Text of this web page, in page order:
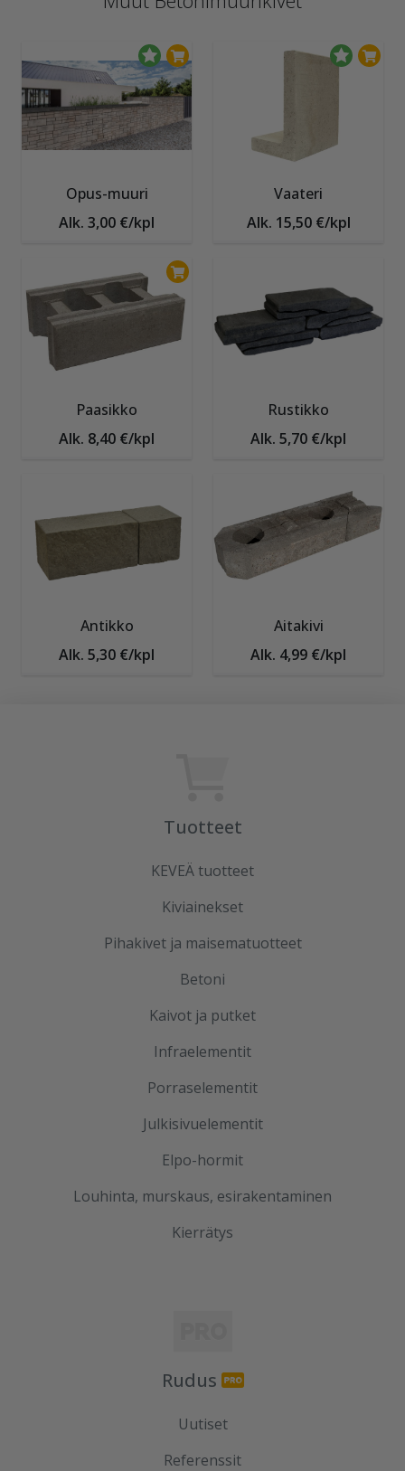
Opus-muuri
Alk. 3,00 €/kpl
Vaateri
Alk. 15,50 €/kpl
Paasikko
Alk. 8,40 €/kpl
Rustikko
Alk. 5,70 €/kpl
Antikko
Alk. 5,30 €/kpl
Aitakivi
Alk. 4,99 €/kpl
Tuotteet
KEVEÄ tuotteet
Kiviainekset
Pihakivet ja maisematuotteet
Betoni
Kaivot ja putket
Infraelementit
Porraselementit
Julkisivuelementit
Elpo-hormit
Louhinta, murskaus, esirakentaminen
Kierrätys
Rudus
Uutiset
Referenssit